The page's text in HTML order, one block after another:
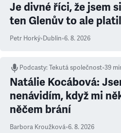
Je divné říci, že jsem
ten Glenův to ale
Petr Horký•Dublin•6. 8. 2026
Podcasty:Tekutá společnost•39
Natálie Kocábová:
nenávidím, když mi
něčem brání
Barbora Kroužková•6. 8. 2026